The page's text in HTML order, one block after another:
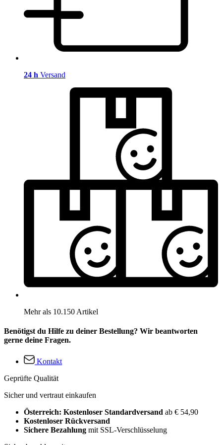
24 h Versand
Mehr als 10.150 Artikel
Benötigst du Hilfe zu deiner Bestellung? Wir beantworten
gerne deine Fragen.
Kontakt
Geprüfte Qualität
Sicher und vertraut einkaufen
Österreich: Kostenloser Standardversand ab € 54,90
Kostenloser Rückversand
Sichere Bezahlung mit SSL-Verschlüsselung